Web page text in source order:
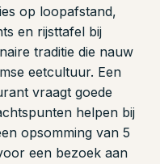
op loopafstand,
en rijsttafel bij
traditie die nauw
eetcultuur. Een
vraagt goede
helpen bij
opsomming van 5
een bezoek aan